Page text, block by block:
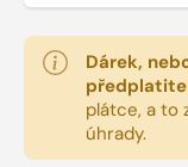
Dárek,
plátce, a to
úhrady.